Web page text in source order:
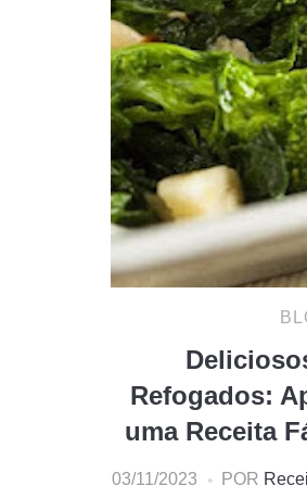
Refogados:
uma Receita
03/11/2023 POR